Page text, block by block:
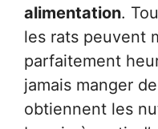
alimentation.
les rats peuvent
parfaitement
jamais manger
obtiennent les